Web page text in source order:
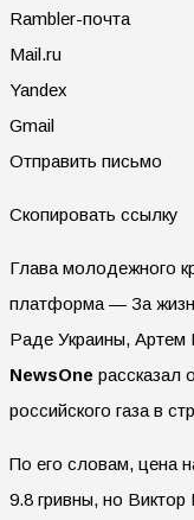
Rambler-почта
Mail.ru
Yandex
Gmail
Отправить письмо
Скопировать ссылку
Глава молодежного
платформа — За
Раде Украины, Артем
NewsOne рассказал
российского газа в
По его словам, цена
9.8 гривны, но